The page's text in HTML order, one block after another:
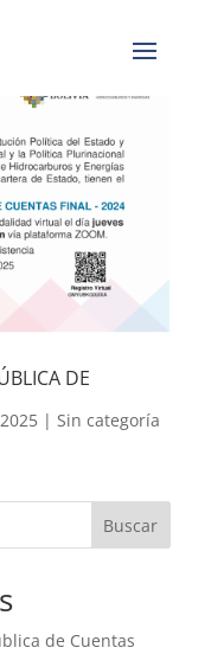
DE
| Sin categoría
Buscar
de Cuentas